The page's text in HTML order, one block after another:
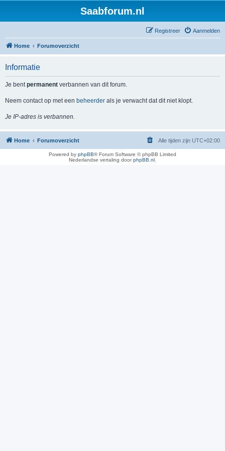
Saabforum.nl
Aanmelden
Registreer
Home Forumoverzicht
Informatie
Je bentpermanent verbannen van dit forum.
Neem contact op met een beheerder als je verwacht dat dit niet klopt.
Je IP-adres is verbannen.
Home Forumoverzicht Alle tijden zijn UTC+02:00
Powered by phpBB® Forum Software © phpBB Limited
Nederlandse vertaling doorphpBB.nl